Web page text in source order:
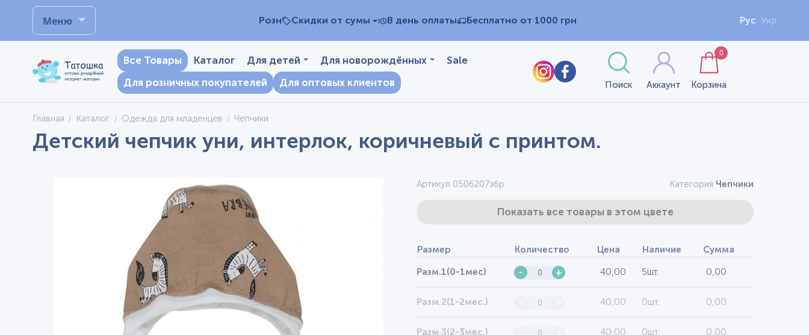
Меню Розн Скидки от сумы В день оплаты Бесплатно от 1000 грн Рус Укр
Все Товары Каталог Для детей Для новорождённых
Sale
Для розничных покупателей
Для оптовых клиентов Поиск Аккаунт Корзина
0
Главная Каталог Одежда для младенцев Чепчики
Детский чепчик уни, интерлок, коричневый с принтом.
Артикул 0506207збр Категория Чепчики
Показать все товары в этом цвете
Размер Количество Цена Наличие Сумма
Разм.1(0-1мес) - + 40,00 5шт. 0,00
Разм.2(1-2мес.) 40,00 0шт. 0,00
Разм.3(2-3мес.) 40,00 0шт. 0,00